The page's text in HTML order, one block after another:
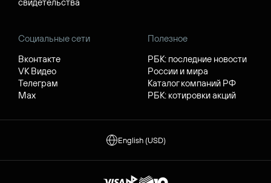
Социальные сети
Вконтакте
VK Видео
Телеграм
Max
Полезное
РБК: последние новости
России и мира
Каталог компаний РФ
РБК: котировки акций
English (USD)